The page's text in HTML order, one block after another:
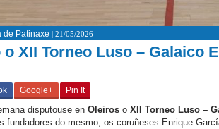
de Patinaxe | 21/05/2026
o XII Torneo Luso – Galaico
Google+ Pin It
disputouse en Oleiros o XII Torneo Luso –
fundadores do mesmo, os coruñeses Enrique